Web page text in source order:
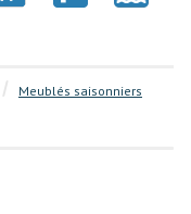
Meublés saisonniers